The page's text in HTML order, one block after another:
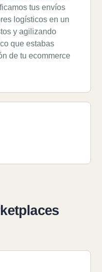
tus envíos
logísticos en un
y agilizando
que estabas
de tu ecommerce